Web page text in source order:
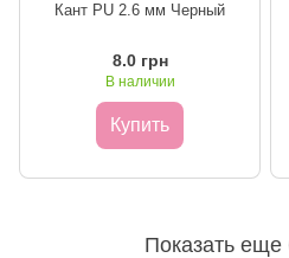
Кант PU 2.6 мм Черный
8.0 грн
В наличии
Купить
Показать еще